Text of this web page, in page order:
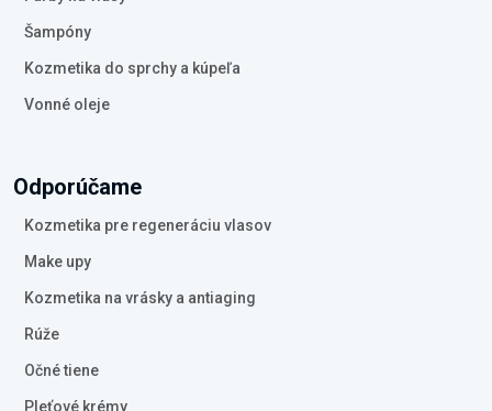
Šampóny
Kozmetika do sprchy a kúpeľa
Vonné oleje
Odporúčame
Kozmetika pre regeneráciu vlasov
Make upy
Kozmetika na vrásky a antiaging
Rúže
Očné tiene
Pleťové krémy